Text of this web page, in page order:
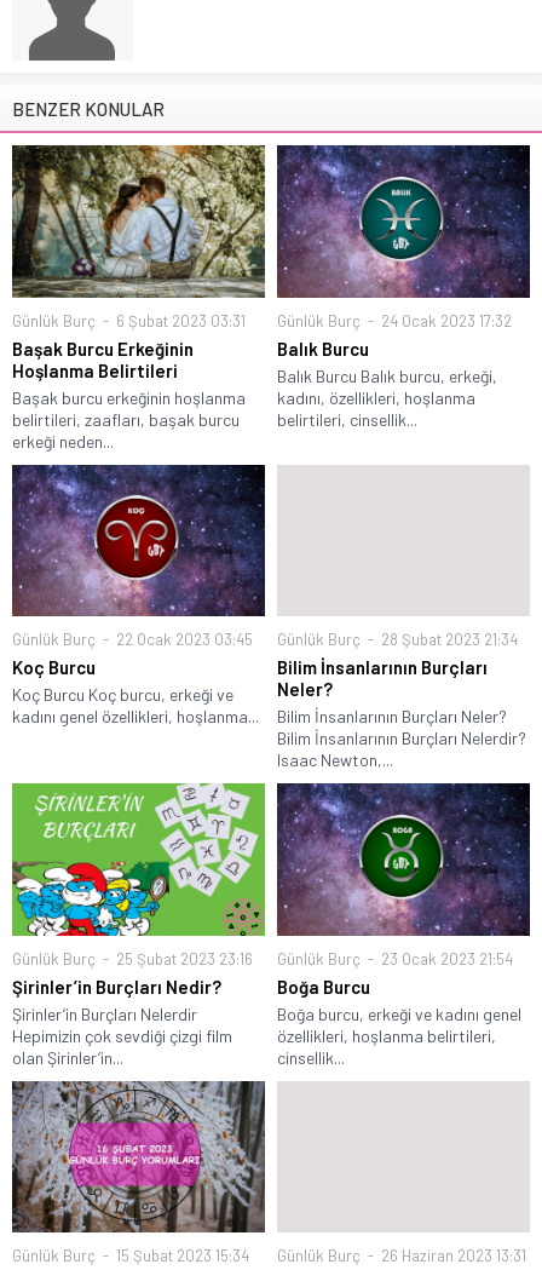
BENZER KONULAR
Günlük Burç 6 Şubat 2023 03:31
Başak Burcu Erkeğinin
Hoşlanma Belirtileri
Başak burcu erkeğinin hoşlanma
belirtileri, zaafları, başak burcu
erkeği neden...
Günlük Burç 24 Ocak 2023 17:32
Balık Burcu
Balık Burcu Balık burcu, erkeği,
kadını, özellikleri, hoşlanma
belirtileri, cinsellik...
Günlük Burç 22 Ocak 2023 03:45
Koç Burcu
Koç Burcu Koç burcu, erkeği ve
kadını genel özellikleri, hoşlanma...
Günlük Burç 28 Şubat 2023 21:34
Bilim İnsanlarının Burçları
Neler?
Bilim İnsanlarının Burçları Neler?
Bilim İnsanlarının Burçları Nelerdir?
Isaac Newton,...
Günlük Burç 25 Şubat 2023 23:16
Şirinler’in Burçları Nedir?
Şirinler’in Burçları Nelerdir
Hepimizin çok sevdiği çizgi film
olan Şirinler’in...
Günlük Burç 23 Ocak 2023 21:54
Boğa Burcu
Boğa burcu, erkeği ve kadını genel
özellikleri, hoşlanma belirtileri,
cinsellik...
Günlük Burç 15 Şubat 2023 15:34 Günlük Burç 26 Haziran 2023 13:31